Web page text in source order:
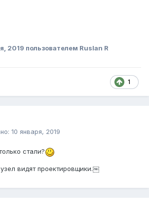
2019 пользователем Ruslan R
1
10 января, 2019
стали?
видят проектировщики.￼